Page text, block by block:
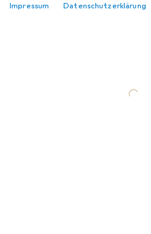
Impressum Datenschutzerklärung